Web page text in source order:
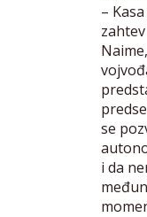
–
se
i da